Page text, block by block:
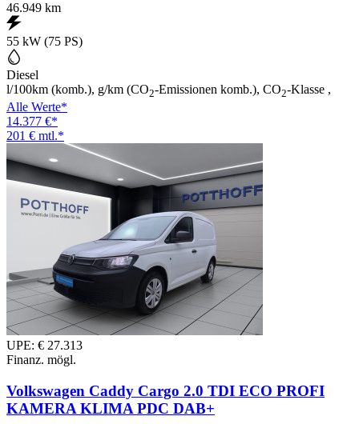
46.949 km
55 kW (75 PS)
Diesel
l/100km (komb.), g/km (CO2-Emissionen komb.), CO2-Klasse ,
Alle Werte*
14.377 €*
201 € mtl.*
UPE: € 27.313
Finanz. mögl.
Volkswagen Caddy Cargo 2.0 TDI ECO PROFI
KAMERA KLIMA PDC DAB+